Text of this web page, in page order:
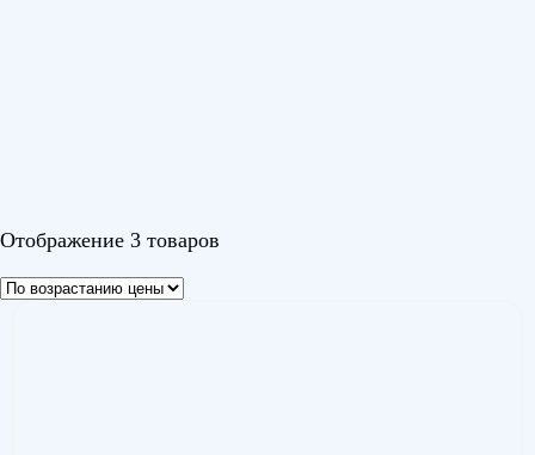
Отображение 3 товаров